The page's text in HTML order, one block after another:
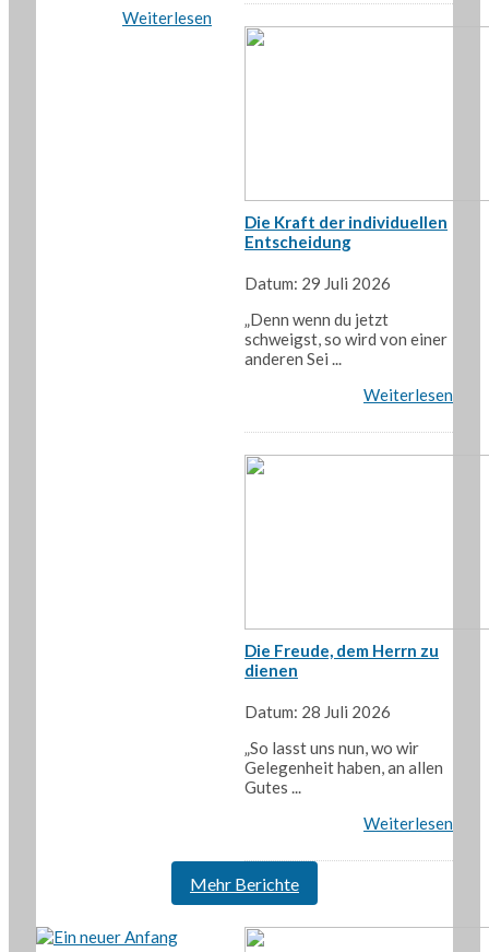
Weiterlesen
Die Kraft der individuellen
Entscheidung
Datum: 29 Juli 2026
„Denn wenn du jetzt
schweigst, so wird von einer
anderen Sei ...
Weiterlesen
Die Freude, dem Herrn zu
dienen
Datum: 28 Juli 2026
„So lasst uns nun, wo wir
Gelegenheit haben, an allen
Gutes ...
Weiterlesen
Mehr Berichte